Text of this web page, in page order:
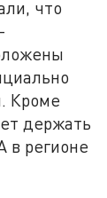
что
Кроме
держать
в регионе